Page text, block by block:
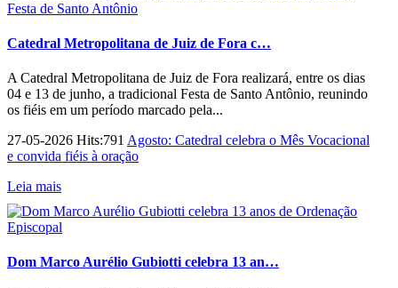
Catedral Metropolitana de Juiz de Fora c…
A Catedral Metropolitana de Juiz de Fora realizará, entre os dias
04 e 13 de junho, a tradicional Festa de Santo Antônio, reunindo
os fiéis em um período marcado pela...
27-05-2026 Hits:791 Agosto: Catedral celebra o Mês Vocacional
e convida fiéis à oração
Leia mais
Dom Marco Aurélio Gubiotti celebra 13 an…